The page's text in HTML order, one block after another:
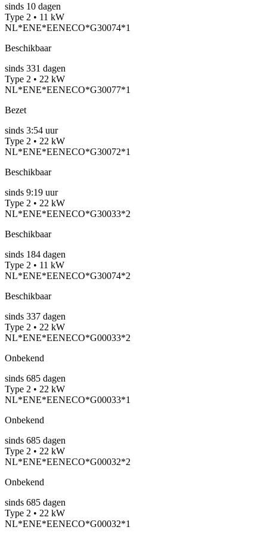
sinds 10 dagen
Type 2 • 11 kW
NL*ENE*EENECO*G30074*1
Beschikbaar
sinds 331 dagen
Type 2 • 22 kW
NL*ENE*EENECO*G30077*1
Bezet
sinds 3:54 uur
Type 2 • 22 kW
NL*ENE*EENECO*G30072*1
Beschikbaar
sinds 9:19 uur
Type 2 • 22 kW
NL*ENE*EENECO*G30033*2
Beschikbaar
sinds 184 dagen
Type 2 • 11 kW
NL*ENE*EENECO*G30074*2
Beschikbaar
sinds 337 dagen
Type 2 • 22 kW
NL*ENE*EENECO*G00033*2
Onbekend
sinds 685 dagen
Type 2 • 22 kW
NL*ENE*EENECO*G00033*1
Onbekend
sinds 685 dagen
Type 2 • 22 kW
NL*ENE*EENECO*G00032*2
Onbekend
sinds 685 dagen
Type 2 • 22 kW
NL*ENE*EENECO*G00032*1